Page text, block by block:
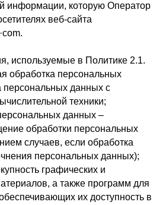
информации, которую Оператор
веб-сайта
используемые в Политике 2.1.
обработка персональных
персональных данных с
техники;
данных –
обработки персональных
случаев, если обработка
персональных данных);
графических и
а также программ для
их доступность в